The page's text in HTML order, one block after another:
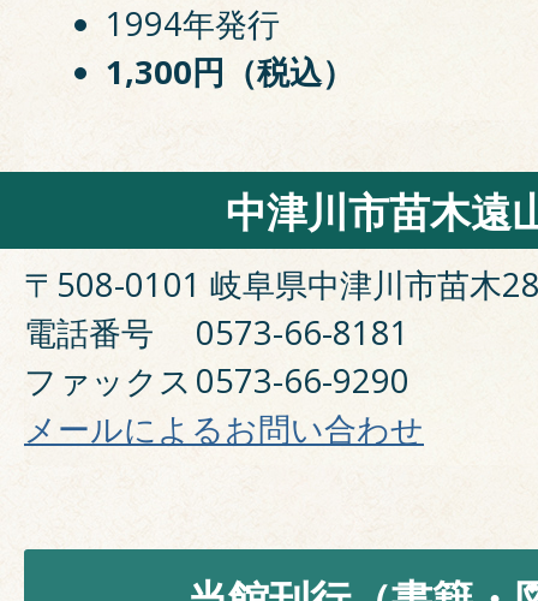
1994年発行
1,300円（税込）
中津川市苗木遠
〒508-0101 岐阜県中津川市苗木
電話番号
0573-66-8181
ファックス 0573-66-9290
メールによるお問い合わせ